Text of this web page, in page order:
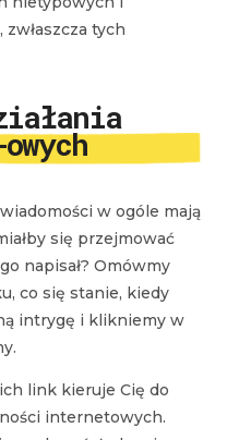
tych
w ogóle mają
się przejmować
napisał? Omówmy
co się stanie, kiedy
intrygę i klikniemy w
link kieruje Cię do
internetowych.